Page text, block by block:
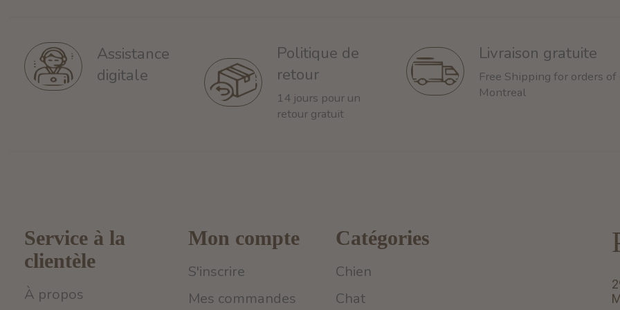
Assistance
digitale
Politique de
retour
14 jours pour un
retour gratuit
Livraison gratuite
Free Shipping for orders
Montreal
Service à la
clientèle
À propos
Mon compte
S'inscrire
Mes commandes
Catégories
Chien
Chat